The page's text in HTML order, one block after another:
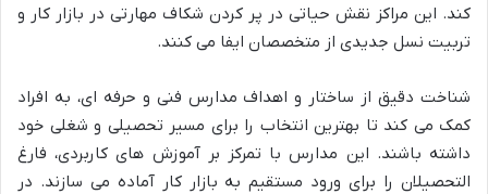
کند. این مراکز نقش حیاتی در پر کردن شکاف مهارتی در بازار کار و
تربیت نسل جدیدی از متخصصان ایفا می کنند.
شناخت دقیق از ساختار و اهداف مدارس فنی و حرفه ای، به افراد
کمک می کند تا بهترین انتخاب را برای مسیر تحصیلی و شغلی خود
داشته باشند. این مدارس با تمرکز بر آموزش های کاربردی، فارغ
التحصیلان را برای ورود مستقیم به بازار کار آماده می سازند. در